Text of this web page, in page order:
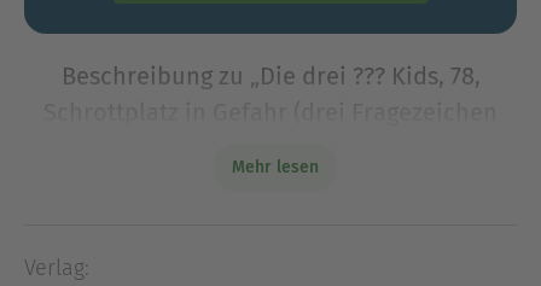
Beschreibung zu „Die drei ??? Kids, 78,
sicher: dass kann kein Zufall sein. Die Spuren
Mehr lesen
Verlag: